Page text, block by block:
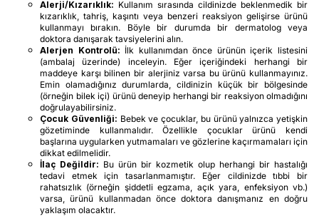
Alerji/Kızarıklık: Kullanım sırasında cildinizde beklenmedik bir
kızarıklık, tahriş, kaşıntı veya benzeri reaksiyon gelişirse ürünü
kullanmayı bırakın. Böyle bir durumda bir dermatolog veya
doktora danışarak tavsiyelerini alın.
Alerjen Kontrolü: İlk kullanımdan önce ürünün içerik listesini
(ambalaj üzerinde) inceleyin. Eğer içeriğindeki herhangi bir
maddeye karşı bilinen bir alerjiniz varsa bu ürünü kullanmayınız.
Emin olamadığınız durumlarda, cildinizin küçük bir bölgesinde
(örneğin bilek içi) ürünü deneyip herhangi bir reaksiyon olmadığını
doğrulayabilirsiniz.
Çocuk Güvenliği: Bebek ve çocuklar, bu ürünü yalnızca yetişkin
gözetiminde kullanmalıdır. Özellikle çocuklar ürünü kendi
başlarına uygularken yutmamaları ve gözlerine kaçırmamaları için
dikkat edilmelidir.
İlaç Değildir: Bu ürün bir kozmetik olup herhangi bir hastalığı
tedavi etmek için tasarlanmamıştır. Eğer cildinizde tıbbi bir
rahatsızlık (örneğin şiddetli egzama, açık yara, enfeksiyon vb.)
varsa, ürünü kullanmadan önce doktora danışmanız en doğru
yaklaşım olacaktır.